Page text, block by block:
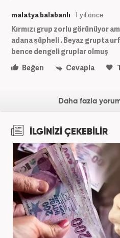
malatya balabanlı 1 yıl önce
Kırmızı grup zorlu görünüyor
adana şüpheli . Beyaz grupta
bence dengeli gruplar olmuş
Beğen
Cevapla
Daha fazla
İLGİNİZİ ÇEKEBİLİR